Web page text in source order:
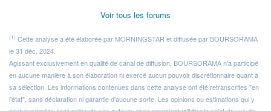
Voir tous les forums
(1) Cette analyse a été élaborée par MORNINGSTAR et diffusée par BOURSORAMA
le 31 déc. 2024.
Agissant exclusivement en qualité de canal de diffusion, BOURSORAMA n'a participé
en aucune manière à son élaboration ni exercé aucun pouvoir discrétionnaire quant à
sa sélection. Les informations contenues dans cette analyse ont été retranscrites "en
l'état", sans déclaration ni garantie d'aucune sorte. Les opinions ou estimations qui y